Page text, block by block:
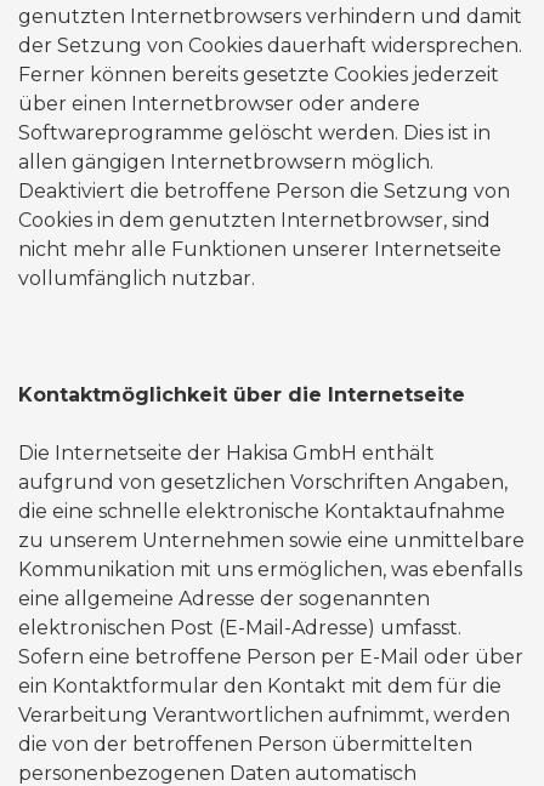
genutzten Internetbrowsers verhindern und damit
der Setzung von Cookies dauerhaft widersprechen.
Ferner können bereits gesetzte Cookies jederzeit
über einen Internetbrowser oder andere
Softwareprogramme gelöscht werden. Dies ist in
allen gängigen Internetbrowsern möglich.
Deaktiviert die betroffene Person die Setzung von
Cookies in dem genutzten Internetbrowser, sind
nicht mehr alle Funktionen unserer Internetseite
vollumfänglich nutzbar.
​​​​Kontaktmöglichkeit über die Internetseite
Die Internetseite der Hakisa GmbH enthält
aufgrund von gesetzlichen Vorschriften Angaben,
die eine schnelle elektronische Kontaktaufnahme
zu unserem Unternehmen sowie eine unmittelbare
Kommunikation mit uns ermöglichen, was ebenfalls
eine allgemeine Adresse der sogenannten
elektronischen Post (E-Mail-Adresse) umfasst.
Sofern eine betroffene Person per E-Mail oder über
ein Kontaktformular den Kontakt mit dem für die
Verarbeitung Verantwortlichen aufnimmt, werden
die von der betroffenen Person übermittelten
personenbezogenen Daten automatisch